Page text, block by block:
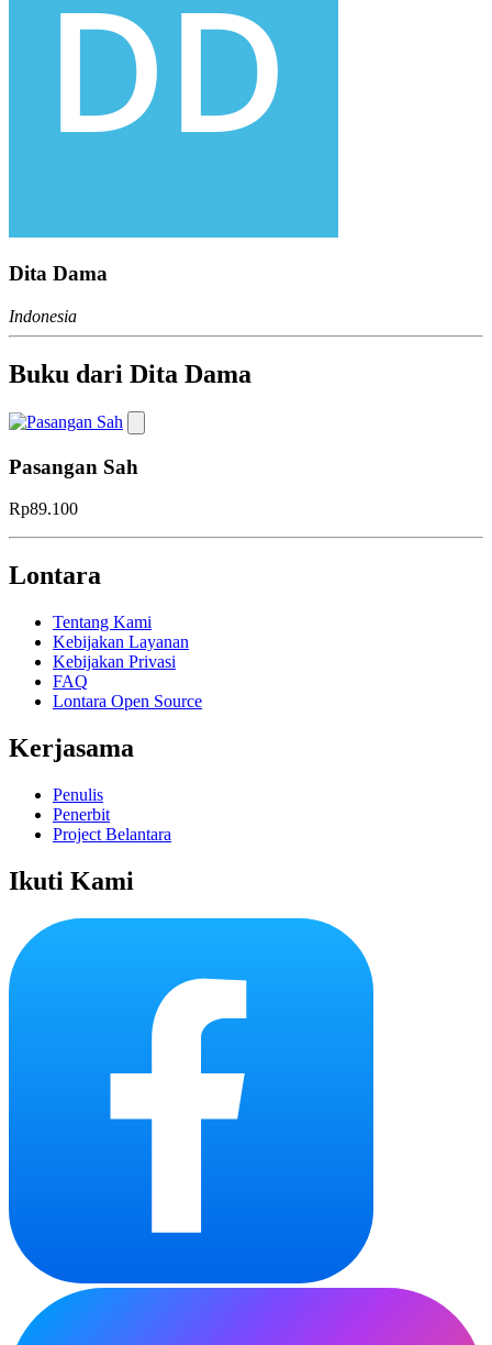
Dita Dama
Indonesia
Buku dari Dita Dama
Pasangan Sah
Rp89.100
Lontara
Tentang Kami
Kebijakan Layanan
Kebijakan Privasi
FAQ
Lontara Open Source
Kerjasama
Penulis
Penerbit
Project Belantara
Ikuti Kami